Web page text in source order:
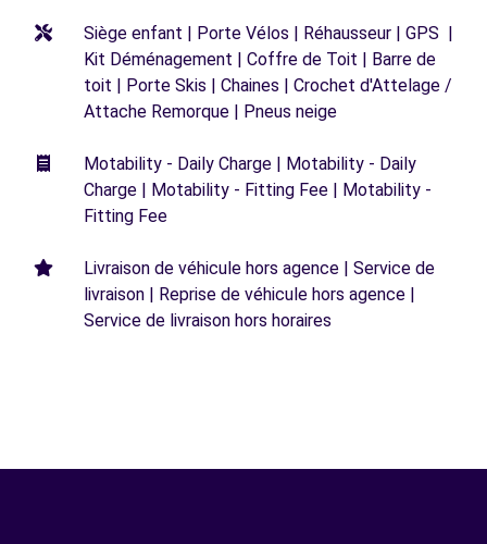
Siège enfant | Porte Vélos | Réhausseur | GPS |
Kit Déménagement | Coffre de Toit | Barre de
toit | Porte Skis | Chaines | Crochet d'Attelage /
Attache Remorque | Pneus neige
Motability - Daily Charge | Motability - Daily
Charge | Motability - Fitting Fee | Motability -
Fitting Fee
Livraison de véhicule hors agence | Service de
livraison | Reprise de véhicule hors agence |
Service de livraison hors horaires